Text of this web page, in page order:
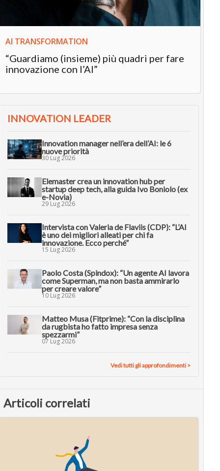
AI TRANSFORMATION
“Guardiamo (insieme) più quadri per fare
innovazione con l’AI”
INNOVATION LEADER
Innovation manager nell’era dell’AI: le 6
nuove priorità
30 Lug 2026
Elemaster crea un innovation hub per
startup deep tech, alla guida Ivo Boniolo (ex
e-Novia)
29 Lug 2026
Intervista con Valeria de Flaviis (CDP): “L’AI
è uno dei migliori alleati per chi fa
innovazione. Ecco perché”
15 Lug 2026
Paolo Costa (Spindox): “Un agente AI lavora
come Superman, ma non basta ammirarlo
per creare valore”
10 Lug 2026
Matteo Musa (Fitprime): “Con la disciplina
da rugbista ho fatto impresa senza
spezzarmi”
07 Lug 2026
Vedi tutti gli approfondimenti >
Articoli correlati